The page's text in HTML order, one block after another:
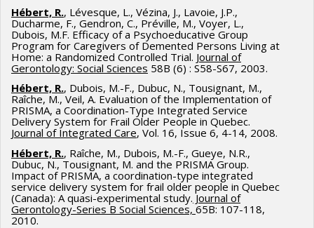
Hébert, R., Lévesque, L., Vézina, J., Lavoie, J.P.,
Ducharme, F., Gendron, C., Préville, M., Voyer, L.,
Dubois, M.F. Efficacy of a Psychoeducative Group
Program for Caregivers of Demented Persons Living at
Home: a Randomized Controlled Trial. Journal of
Gerontology: Social Sciences 58B (6) : S58-S67, 2003.
Hébert, R., Dubois, M.-F., Dubuc, N., Tousignant, M.,
Raîche, M., Veil, A. Evaluation of the Implementation of
PRISMA, a Coordination-Type Integrated Service
Delivery System for Frail Older People in Quebec.
Journal of Integrated Care, Vol. 16, Issue 6, 4-14, 2008.
Hébert, R., Raîche, M., Dubois, M.-F., Gueye, N.R.,
Dubuc, N., Tousignant, M. and the PRISMA Group.
Impact of PRISMA, a coordination-type integrated
service delivery system for frail older people in Quebec
(Canada): A quasi-experimental study. Journal of
Gerontology-Series B Social Sciences,65B: 107-118,
2010.